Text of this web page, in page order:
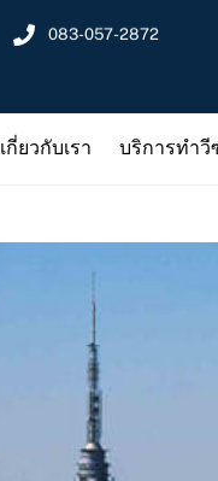
083-057-2872
เกี่ยวกับเรา บริการทำวี